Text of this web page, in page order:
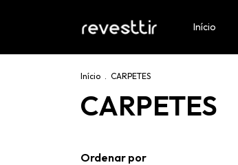
Início
Início . CARPETES
CARPETES
Ordenar por